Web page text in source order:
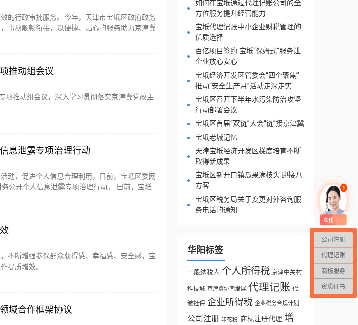
的行政审批服务。今年，天津市宝坻区政府政务
事项顺畅衔接，以便捷、贴心的服务助力京津冀
推动组会议
项推动组会议，深入学习贯彻落实京津冀党政主
息泄露专项治理行动
动，促进个人信息合理利用，日前，宝坻区委网
公开个人信息泄露专项治理行动。 日前，宝坻
不断增强参保群众获得感、幸福感、安全感，宝
提质增效。
域合作框架协议
如何在宝坻通过代理记账公司的全
方位服务提升经营能力
宝坻代理记账中小企业财税管理的
优质选择
百亿项目签约 宝坻“保姆式”服务让
企业放心安心
宝坻经济开发区管委会“四个聚焦”
推动“安全生产月”活动走深走实
宝坻区召开下半年水污染防治攻坚
行动部署会议
宝坻区首届“双链”大会“链”接京津冀
宝坻老城记忆
天津宝坻经济开发区梯度培育不断
取得新成果
宝坻区新开口镇瓜果满枝头 迎接八
方客
宝坻区税务局关于变更对外咨询服
务电话的通知
华阳标签
一般纳税人 个人所得税 京津中关村
科技城 京津冀协同发展 代理记账 代
缴社保 企业所得税 企业税务合规计划
公司注册 印花税 商标注册代理 增
公司注册
代理记账
商标服务
资质证书